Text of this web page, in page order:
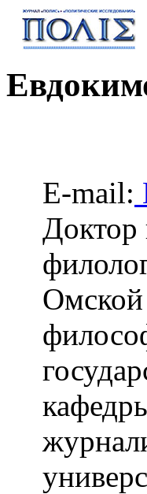
E-mail:
Доктор
Омской